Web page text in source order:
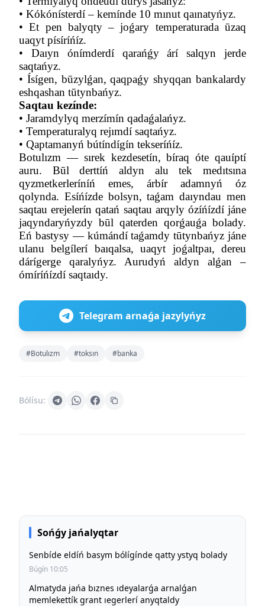
• Kókónísterdí – kemínde 10 mınut qaınatyńyz.
• Et pen balyqty – joǵary temperaturada ūzaq
uaqyt písíríńíz.
•
Daıyn ónímderdí qarańǵy árí salqyn jerde
saqtańyz.
• Ísígen, būzylǵan, qaqpaǵy shyqqan bankalardy
eshqashan tūtynbańyz.
Saqtau kezínde:
• Jaramdylyq merzímín qadaǵalańyz.
• Temperaturalyq rejımdí saqtańyz.
• Qaptamanyń bútíndígín tekseríńíz.
Botulızm — sırek kezdesetín, bíraq óte qauíptí
auru. Būl derttíń aldyn alu tek medıtsına
qyzmetkerleríníń emes, árbír adamnyń óz
qolynda. Esíńízde bolsyn, taǵam daıyndau men
saqtau erejelerín qatań saqtau arqyly ózíńízdí jáne
jaqyndaryńyzdy būl qaterden qorǵauǵa bolady.
Eń bastysy — kúmándí taǵamdy tūtynbańyz jáne
ulanu belgílerí baıqalsa, uaqyt joǵaltpaı, dereu
dárígerge qaralyńyz. Aurudyń aldyn alǵan –
ómíríńízdí saqtaıdy.
Telegram arnaǵa jazylyńyz
#Botulızm #toksın #banka
Bólísu:
Sońǵy jańalyqtar
Senbíde eldíń basym bólígínde qatty ystyq bolady
Búgín 10:05
Almatyda jańa bıznes ıdeyalarǵa arnalǵan
memlekettík grant ıegerlerí anyqtaldy